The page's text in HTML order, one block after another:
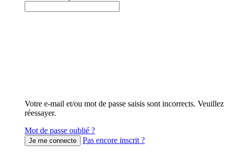
Votre e-mail et/ou mot de passe saisis sont incorrects. Veuillez
réessayer.
Mot de passe oublié ?
Pas encore inscrit ?